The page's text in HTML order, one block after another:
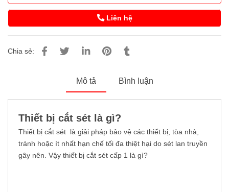
Liên hệ
Chia sẻ:
Mô tả Bình luận
Thiết bị cắt sét là gì?
Thiết bị cắt sét là giải pháp bảo vệ các thiết bị, tòa nhà,
tránh hoặc ít nhất hạn chế tối đa thiệt hại do sét lan truyền
gây nên. Vậy thiết bị cắt sét cấp 1 là gì?